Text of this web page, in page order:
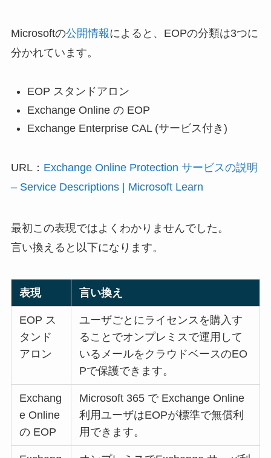
Microsoftの公開情報によると、EOPの分類は3つに
分かれています。
EOP スタンドアロン
Exchange Online の EOP
Exchange Enterprise CAL (サービス付き)
URL： Exchange Online Protection サービスの説明
– Service Descriptions | Microsoft Learn
最初この表現ではよくわかりませんでした。
言い換えると以下になります。
表現 言い換え
EOP ス
タンド
アロン
ユーザごとにライセンスを購入す
ることでオンプレミスで運用して
いるメールをクラウドベースのEO
Pで保護できます。
Exchang
e Online
の EOP
Microsoft 365 で Exchange Online
利用ユーザはEOPが標準で無償利
用できます。